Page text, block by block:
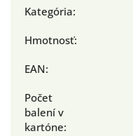
Kategória:
Hmotnosť:
EAN:
Počet
balení v
kartóne: